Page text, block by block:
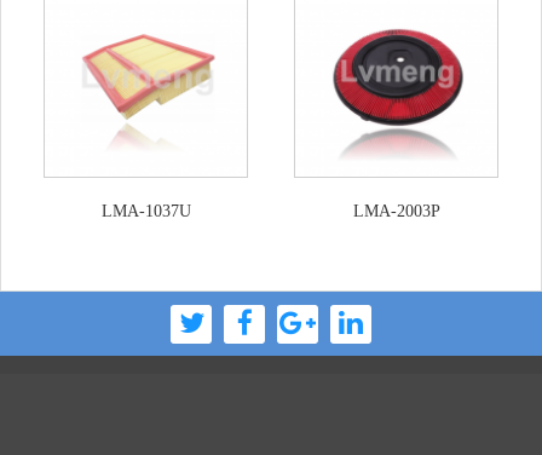
LMA-1037U LMA-2003P